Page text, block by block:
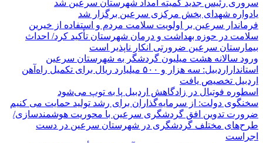
سروری رئیس جدید کمیته امداد شهرستان سرعین شد
یادواره شهدای بخش مرکزی سرعین برگزار شد
فرماندار سرعین بر اولویت سلامت مردم و استفاده از خیرین
سلامت در حوزه بهداشت و درمان شهرستان تأکید کرد/ احداث
بیمارستان سرعین ضرورتی انکار ناپذیر است
ورود سالانه هشت میلیون گردشگر به شهرستان سرعین
استانداراردبیل: سه هزار و ۵۰۰ میلیارد ریال برای تکمیل راه‌آهن
اردبیل تخصیص یافت
اسطوره فوتبال در زادگاهش اردبیل پا به توپ می‌شود
سخنگوی دولت: از سرمایه‌گذاران برای رشد تولید حمایت می کنیم
ضرورت تدوین افق گردشگری سرعین با محوریت هوشمندسازی/
طرح‌های مختلف گردشگری در شهرستان سرعین در دست
اجراست